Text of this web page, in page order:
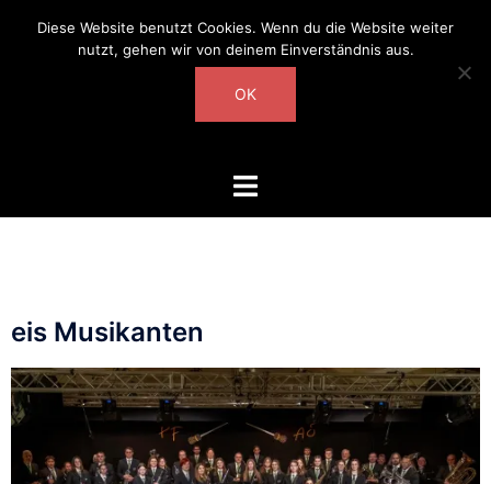
eis Musikanten
Diese Website benutzt Cookies. Wenn du die Website weiter
nutzt, gehen wir von deinem Einverständnis aus.
OK